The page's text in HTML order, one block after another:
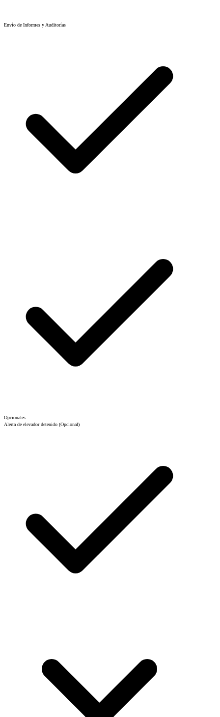
Envío de Informes y Auditorías
Opcionales
Alerta de elevador detenido (Opcional)